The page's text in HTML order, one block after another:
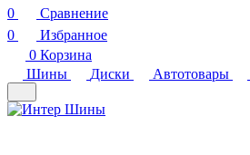
0
Сравнение
0
Избранное
0 Корзина
Шины
Диски Автотовары